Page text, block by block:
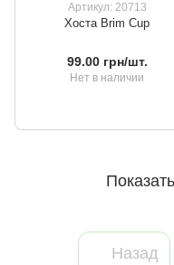
Артикул: 20713
Хоста Brim Cup
99.00 грн/шт.
Нет в наличии
Назад